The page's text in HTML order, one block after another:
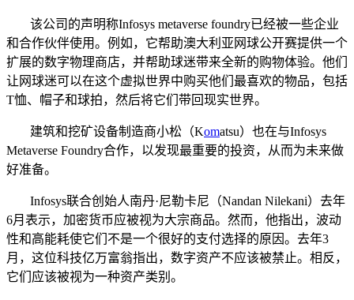
该公司的声明称Infosys metaverse foundry已经被一些企业
和合作伙伴使用。例如，它帮助澳大利亚网球公开赛提供一个
扩展的数字物理商店，并帮助球迷带来全新的购物体验。他们
让网球迷可以在这个虚拟世界中购买他们最喜欢的物品，包括
T恤、帽子和球拍，然后将它们带回现实世界。
建筑和挖矿设备制造商小松（Komatsu）也在与Infosys
Metaverse Foundry合作，以发现最重要的投资，从而为未来做
好准备。
Infosys联合创始人南丹·尼勒卡尼（Nandan Nilekani）去年
6月表示，加密货币应被视为大宗商品。然而，他指出，波动
性和高能耗使它们不是一个很好的支付选择的原因。去年3
月，这位科技亿万富翁指出，数字资产不应该被禁止。相反，
它们应该被视为一种资产类别。